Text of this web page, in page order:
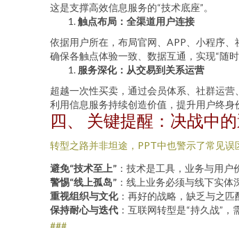
这是支撑高效信息服务的“技术底座”。
触点布局：全渠道用户连接
依据用户所在，布局官网、APP、小程序、
确保各触点体验一致、数据互通，实现“随
服务深化：从交易到关系运营
超越一次性买卖，通过会员体系、社群运营
利用信息服务持续创造价值，提升用户终身
四、 关键提醒：决战中
转型之路并非坦途，PPT中也警示了常见误
避免“技术至上” ：技术是工具，业务与用户
警惕“线上孤岛” ：线上业务必须与线下实体
重视组织与文化：再好的战略，缺乏与之匹
保持耐心与迭代 ：互联网转型是“持久战”
###